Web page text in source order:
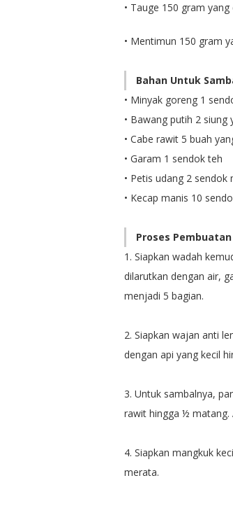
• Tauge 150 gram
• Mentimun 150 gram
Bahan Untuk
• Minyak goreng 1
• Bawang putih 2 siung
• Cabe rawit 5 buah
• Garam 1 sendok teh
• Petis udang 2 sendok
• Kecap manis 10
Proses
1. Siapkan wadah
dilarutkan dengan air,
menjadi 5 bagian.
2. Siapkan wajan anti
dengan api yang kecil
3. Untuk sambalnya,
rawit hingga ½ matang.
4. Siapkan mangkuk
merata.